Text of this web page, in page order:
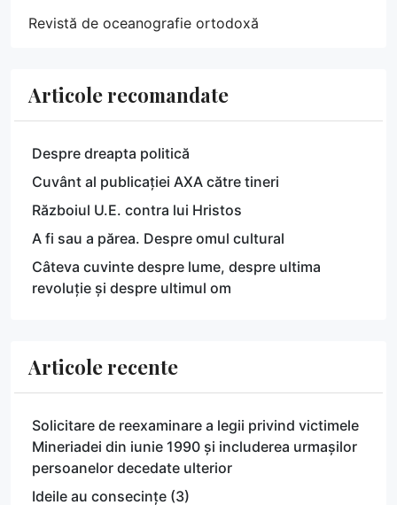
Revistă de oceanografie ortodoxă
Articole recomandate
Despre dreapta politică
Cuvânt al publicației AXA către tineri
Războiul U.E. contra lui Hristos
A fi sau a părea. Despre omul cultural
Câteva cuvinte despre lume, despre ultima
revoluție și despre ultimul om
Articole recente
Solicitare de reexaminare a legii privind victimele
Mineriadei din iunie 1990 și includerea urmașilor
persoanelor decedate ulterior
Ideile au consecințe (3)